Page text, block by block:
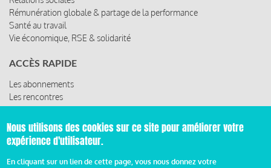
Rémunération globale & partage de la performance
Santé au travail
Vie économique, RSE & solidarité
ACCÈS RAPIDE
Les abonnements
Les rencontres
Les ressources
© 2019 Miroir Social - Réalisé parCafffeine
Nous utilisons des cookies sur ce site pour améliorer votre
expérience d'utilisateur.
En cliquant sur un lien de cette page, vous nous donnez votre